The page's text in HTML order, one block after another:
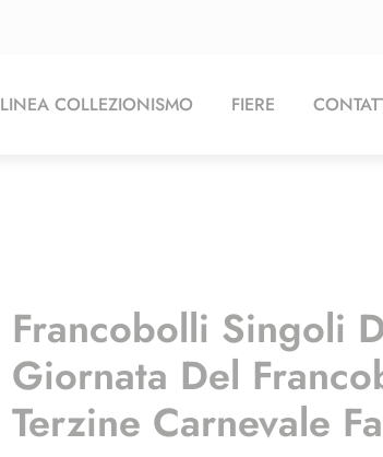
LINEA COLLEZIONISMO FIERE
Francobolli Singoli
Giornata Del
Terzine Carnevale